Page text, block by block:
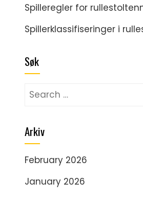
Spilleregler for
Spillerklassifiseringer i
Søk
Search
Arkiv
February 2026
January 2026